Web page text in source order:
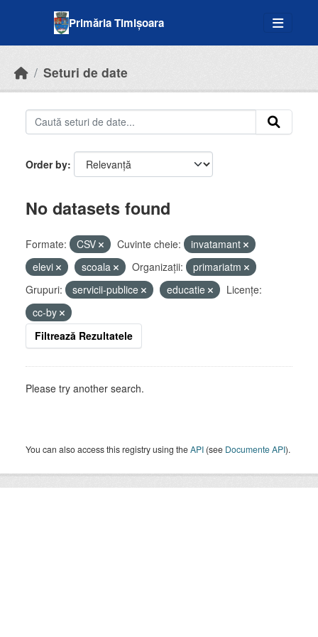
Primăria Timișoara
Seturi de date
Order by
No datasets found
Formate: CSV Cuvinte cheie:
invatamant
elevi
scoala Organizații:
primariatm
Grupuri:
servicii-publice educatie
Licenţe:
cc-by
Filtrează Rezultatele
Please try another search.
You can also access this registry using theAPI (see Documente API).